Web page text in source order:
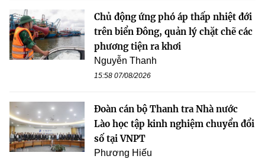
Chủ động ứng phó áp thấp nhiệt đới
trên biển Đông, quản lý chặt chẽ các
phương tiện ra khơi
Nguyễn Thanh
15:58 07/08/2026
Đoàn cán bộ Thanh tra Nhà nước
Lào học tập kinh nghiệm chuyển đổi
số tại VNPT
Phương Hiếu